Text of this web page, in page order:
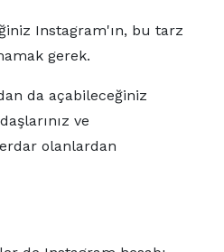
Instagram'ın, bu tarz
gerek.
da açabileceğiniz
ve
olanlardan